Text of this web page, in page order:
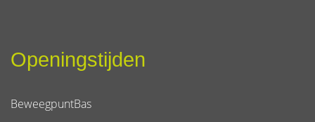
Openingstijden
BeweegpuntBas